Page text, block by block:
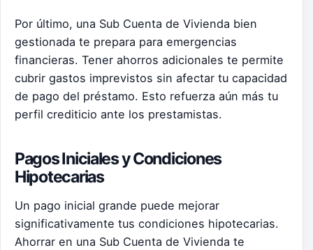
Por último, una Sub Cuenta de Vivienda bien
gestionada te prepara para emergencias
financieras. Tener ahorros adicionales te permite
cubrir gastos imprevistos sin afectar tu capacidad
de pago del préstamo. Esto refuerza aún más tu
perfil crediticio ante los prestamistas.
Pagos Iniciales y Condiciones
Hipotecarias
Un pago inicial grande puede mejorar
significativamente tus condiciones hipotecarias.
Ahorrar en una Sub Cuenta de Vivienda te